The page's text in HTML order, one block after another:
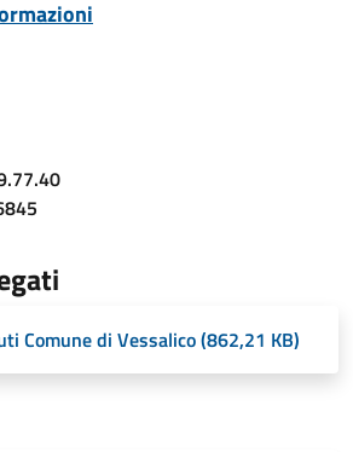
Comune di Vessalico (862,21 KB)